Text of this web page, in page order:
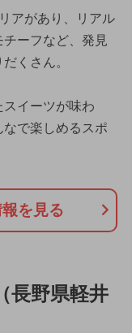
アがあり、リアル
ーフなど、発見
くさん。
イーツが味わ
で楽しめるスポ
を見る
長野県軽井